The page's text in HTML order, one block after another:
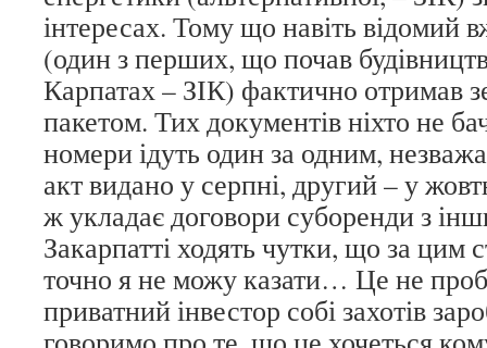
інтересах. Тому що навіть
(один з перших, що почав
Карпатах – ЗІК) фактично отримав
пакетом. Тих документів ніхто не
номери ідуть один за одним,
акт видано у серпні, другий – у
ж укладає договори суборенди з
Закарпатті ходять чутки, що за цим
точно я не можу казати… Це не
приватний інвестор собі захотів